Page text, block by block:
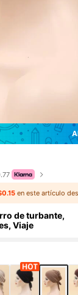
en este artículo
de turbante,
Viaje